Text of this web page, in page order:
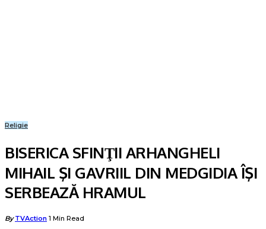
Religie
BISERICA SFINŢII ARHANGHELI
MIHAIL ŞI GAVRIIL DIN MEDGIDIA ÎŞI
SERBEAZĂ HRAMUL
Posted
ByTVAction 1 Min Read